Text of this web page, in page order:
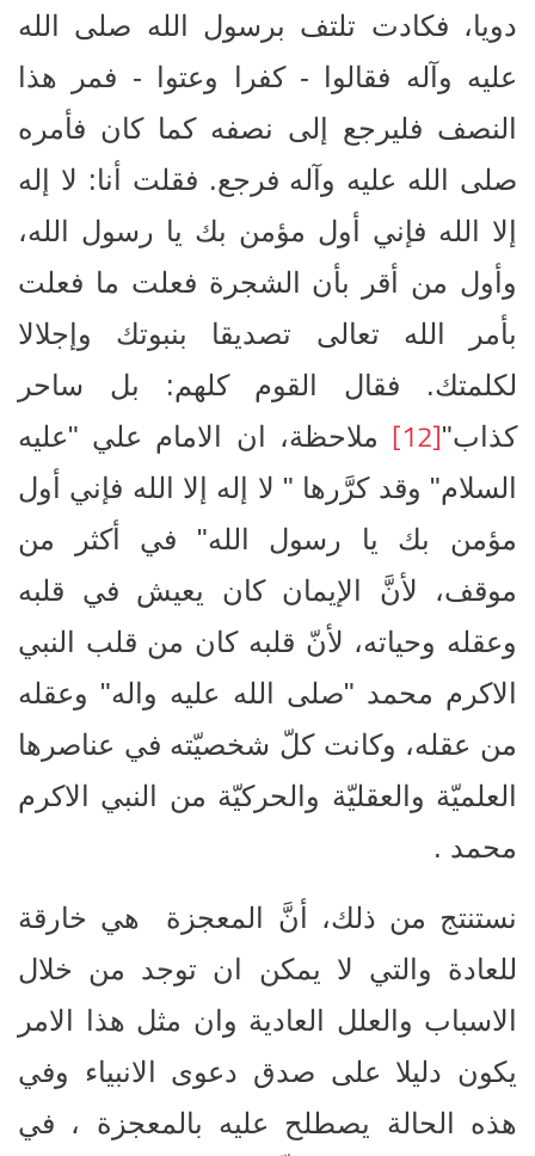
دويا، فكادت تلتف برسول الله صلى الله
عليه وآله فقالوا - كفرا وعتوا - فمر هذا
النصف فليرجع إلى نصفه كما كان فأمره
صلى الله عليه وآله فرجع. فقلت أنا: لا إله
إلا الله فإني أول مؤمن بك يا رسول الله،
وأول من أقر بأن الشجرة فعلت ما فعلت
بأمر الله تعالى تصديقا بنبوتك وإجلالا
لكلمتك. فقال القوم كلهم: بل ساحر
كذاب"[12] ملاحظة، ان الامام علي "عليه
السلام" وقد كرَّرها " لا إله إلا الله فإني أول
مؤمن بك يا رسول الله" في أكثر من
موقف، لأنَّ الإيمان كان يعيش في قلبه
وعقله وحياته، لأنّ قلبه كان من قلب النبي
الاكرم محمد "صلى الله عليه واله" وعقله
من عقله، وكانت كلّ شخصيّته في عناصرها
العلميّة والعقليّة والحركيّة من النبي الاكرم
محمد .
نستنتج من ذلك، أنَّ المعجزة هي خارقة
للعادة والتي لا يمكن ان توجد من خلال
الاسباب والعلل العادية وان مثل هذا الامر
يكون دليلا على صدق دعوى الانبياء وفي
هذه الحالة يصطلح عليه بالمعجزة ، في